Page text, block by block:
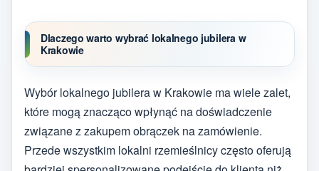
Dlaczego warto wybrać lokalnego jubilera w
Krakowie
Wybór lokalnego jubilera w Krakowie ma wiele zalet,
które mogą znacząco wpłynąć na doświadczenie
związane z zakupem obrączek na zamówienie.
Przede wszystkim lokalni rzemieślnicy często oferują